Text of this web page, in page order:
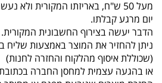
יום מרגע קבלתו.
הדבר יעשה בצירוף החשבונית המקורית.
(שכוללת איסוף מהלקוח והחזרה לחנות)
או בהגעה עצמית למחסן החברה בכתובת קראוזה